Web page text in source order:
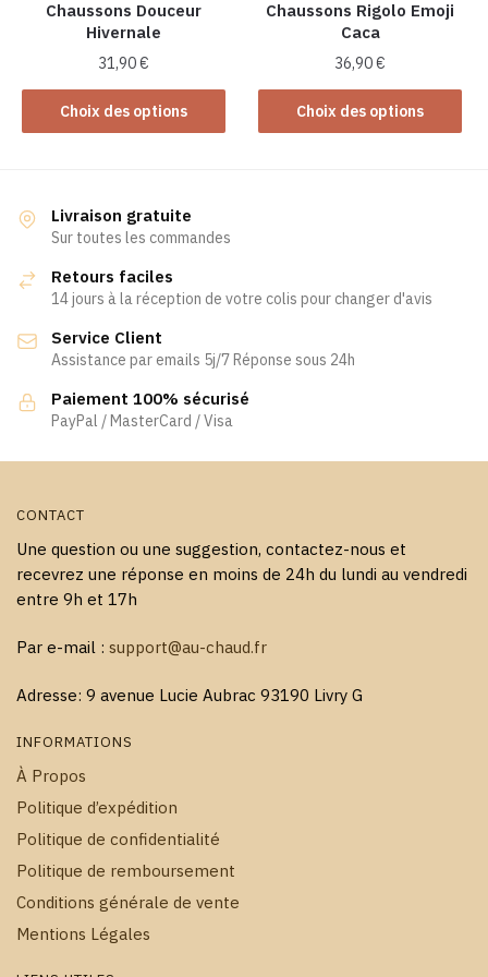
la
page
du
produit
la
page
du
produit
Chaussons Douceur
Hivernale
31,90€
Choix des options
Ce
produit
variations.
Les
peuvent
choisies
sur
la
page
Chaussons Rigolo Emoji
Caca
36,90€
Choix des options
Ce
produit
peuvent
être
Livraison gratuite
Sur toutes les commandes
Retours faciles
14 jours à la réception de votre colis pour changer d'avis
Service Client
Assistance par emails 5j/7 Réponse sous 24h
Paiement 100% sécurisé
PayPal / MasterCard / Visa
CONTACT
Une question ou une suggestion, contactez-nous et
recevrez une réponse en moins de 24h du lundi au vendredi
entre 9h et 17h
Par e-mail : support@au-chaud.fr
Adresse: 9 avenue Lucie Aubrac 93190 Livry G
INFORMATIONS
À Propos
Politique d’expédition
Politique de confidentialité
Politique de remboursement
Conditions générale de vente
Mentions Légales